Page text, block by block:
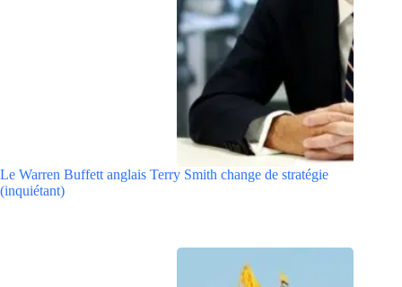
Le Warren Buffett anglais Terry Smith change de stratégie
(inquiétant)